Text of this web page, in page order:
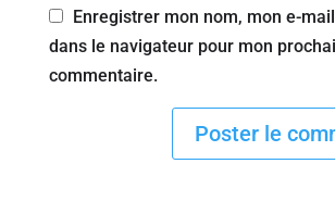
Enregistrer mon nom, mon e-
dans le navigateur pour mon
commentaire.